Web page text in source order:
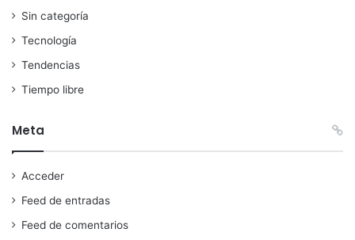
Sin categoría
Tecnología
Tendencias
Tiempo libre
Meta
Acceder
Feed de entradas
Feed de comentarios